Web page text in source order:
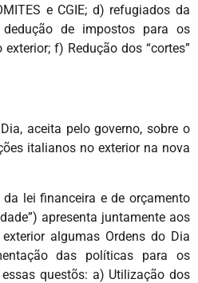
e CGIE; d) refugiados da
de impostos para os
f) Redução dos “cortes”
aceita pelo governo, sobre o
italianos no exterior na nova
lei financeira e de orçamento
apresenta juntamente aos
algumas Ordens do Dia
das políticas para os
questõs: a) Utilização dos